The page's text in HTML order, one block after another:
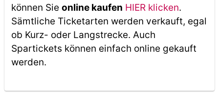
können Sie online kaufen HIER klicken.
Sämtliche Ticketarten werden verkauft, egal
ob Kurz- oder Langstrecke. Auch
Spartickets können einfach online gekauft
werden.